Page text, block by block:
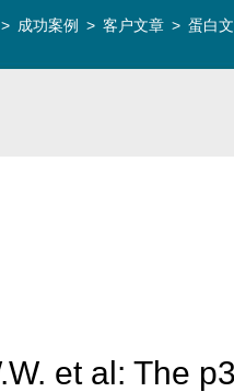
> 成功案例 > 客户文章 > 蛋白
et al: The